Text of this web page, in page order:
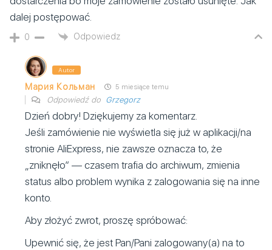
dalej postępować.
0 Odpowiedz
Autor
Мария Кольман 5 miesiące temu
Odpowiedź do Grzegorz
Dzień dobry! Dziękujemy za komentarz.
Jeśli zamówienie nie wyświetla się już w aplikacji/na
stronie AliExpress, nie zawsze oznacza to, że
„zniknęło” — czasem trafia do archiwum, zmienia
status albo problem wynika z zalogowania się na inne
konto.
Aby złożyć zwrot, proszę spróbować:
Upewnić się, że jest Pan/Pani zalogowany(a) na to